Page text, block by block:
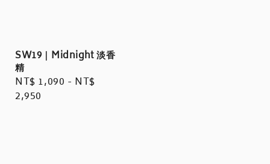
SW19｜Midnight 淡香
精
Regular
price
NT$ 1,090 - NT$
2,950